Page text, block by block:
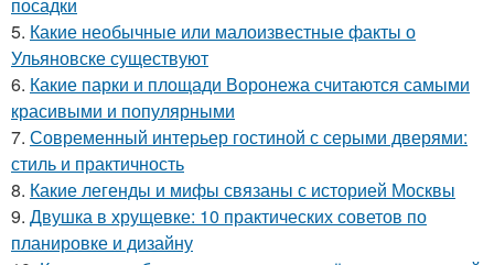
посадки
5. Какие необычные или малоизвестные факты о
Ульяновске существуют
6. Какие парки и площади Воронежа считаются самыми
красивыми и популярными
7. Современный интерьер гостиной с серыми дверями:
стиль и практичность
8. Какие легенды и мифы связаны с историей Москвы
9. Двушка в хрущевке: 10 практических советов по
планировке и дизайну